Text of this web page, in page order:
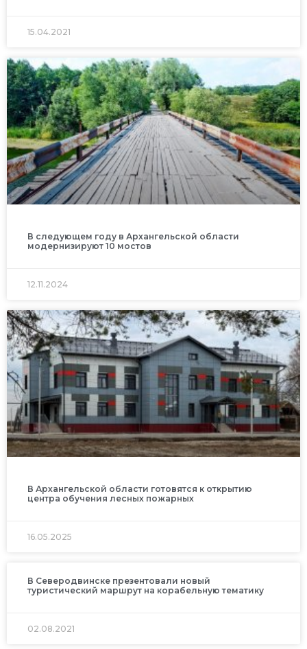
15.04.2021
В следующем году в Архангельской области
модернизируют 10 мостов
12.11.2024
В Архангельской области готовятся к открытию
центра обучения лесных пожарных
16.05.2025
В Северодвинске презентовали новый
туристический маршрут на корабельную тематику
02.08.2021